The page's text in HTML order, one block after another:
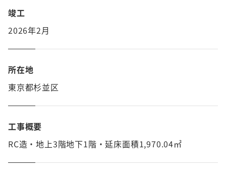
竣工
2026年2月
所在地
東京都杉並区
工事概要
RC造・地上3階地下1階・延床面積1,970.04㎡